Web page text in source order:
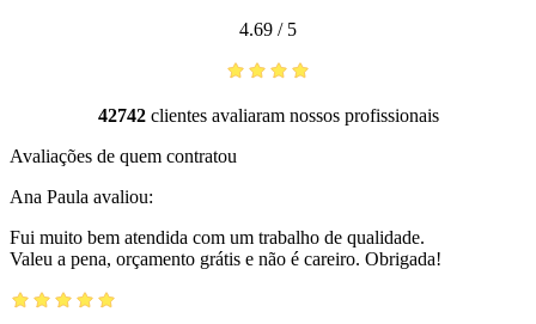
4.69 / 5
42742clientes avaliaram nossos profissionais
Avaliações de quem contratou
Ana Paula avaliou:
Fui muito bem atendida com um trabalho de qualidade.
Valeu a pena, orçamento grátis e não é careiro. Obrigada!